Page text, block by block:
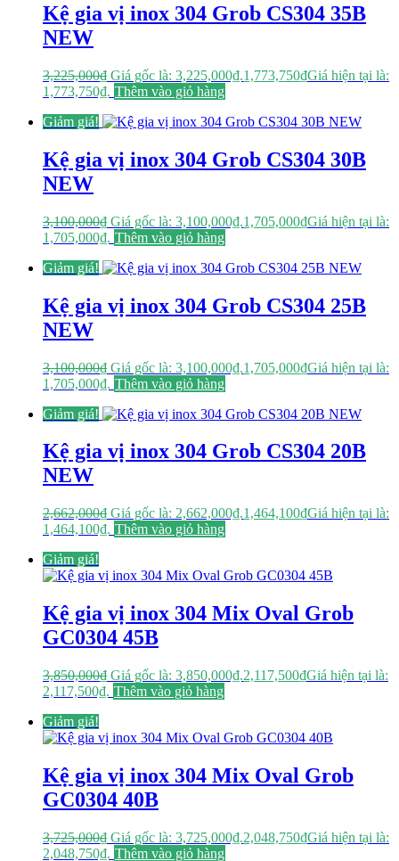
Kệ gia vị inox 304 Grob CS304 35B
NEW
3,225,000₫ Giá gốc là: 3,225,000₫.1,773,750₫Giá hiện tại là:
1,773,750₫. Thêm vào giỏ hàng
Giảm giá!
Kệ gia vị inox 304 Grob CS304 30B
NEW
3,100,000₫ Giá gốc là: 3,100,000₫.1,705,000₫Giá hiện tại là:
1,705,000₫. Thêm vào giỏ hàng
Giảm giá!
Kệ gia vị inox 304 Grob CS304 25B
NEW
3,100,000₫ Giá gốc là: 3,100,000₫.1,705,000₫Giá hiện tại là:
1,705,000₫. Thêm vào giỏ hàng
Giảm giá!
Kệ gia vị inox 304 Grob CS304 20B
NEW
2,662,000₫ Giá gốc là: 2,662,000₫.1,464,100₫Giá hiện tại là:
1,464,100₫. Thêm vào giỏ hàng
Giảm giá!
Kệ gia vị inox 304 Mix Oval Grob
GC0304 45B
3,850,000₫ Giá gốc là: 3,850,000₫.2,117,500₫Giá hiện tại là:
2,117,500₫. Thêm vào giỏ hàng
Giảm giá!
Kệ gia vị inox 304 Mix Oval Grob
GC0304 40B
3,725,000₫ Giá gốc là: 3,725,000₫.2,048,750₫Giá hiện tại là:
2,048,750₫. Thêm vào giỏ hàng